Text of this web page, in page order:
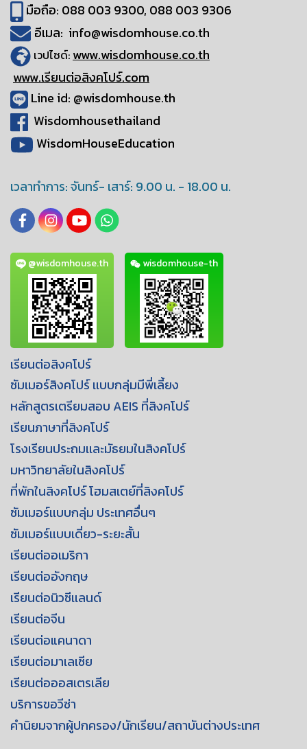
มือถือ: 088 003 9300, 088 003 9306
อีเมล: info@wisdomhouse.co.th
เวปไซด์: www.wisdomhouse.co.th
www.เรียนต่อสิงคโปร์.com
Line id: @wisdomhouse.th
Wisdomhousethailand
WisdomHouseEducation
เวลาทำการ: จันทร์- เสาร์: 9.00 น. - 18.00 น.
@wisdomhouse.th wisdomhouse-th
เรียนต่อสิงคโปร์
ซัมเมอร์สิงคโปร์ เเบบกลุ่มมีพี่เลี้ยง
หลักสูตรเตรียมสอบ AEIS ที่สิงคโปร์
เรียนภาษาที่สิงคโปร์
โรงเรียนประถมเเละมัธยมในสิงคโปร์
มหาวิทยาลัยในสิงคโปร์
ที่พักในสิงคโปร์ โฮมสเตย์ที่สิงคโปร์
ซัมเมอร์เเบบกลุ่ม ประเทศอื่นๆ
ซัมเมอร์เเบบเดี่ยว-ระยะสั้น
เรียนต่ออเมริกา
เรียนต่ออังกฤษ
เรียนต่อนิวซีเเลนด์
เรียนต่อจีน
เรียนต่อแคนาดา
เรียนต่อมาเลเซีย
เรียนต่อออสเตรเลีย
บริการขอวีซ่า
คำนิยมจากผู้ปกครอง/นักเรียน/สถาบันต่างประเทศ